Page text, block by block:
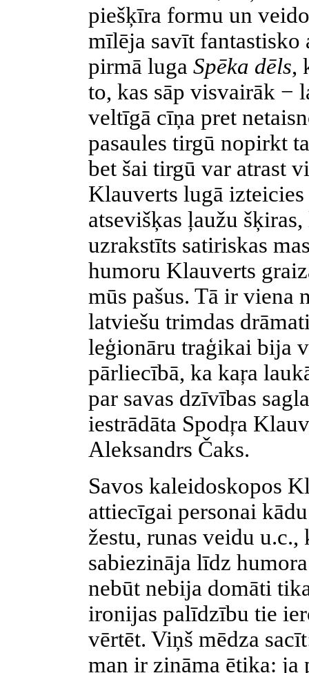
piešķīra formu un
mīlēja savīt
pirmā luga Spēka dēls,
to, kas sāp visvairāk −
veltīgā cīņa pret
pasaules tirgū nopirkt
bet šai tirgū var atrast
Klauverts lugā
atsevišķas ļaužu
uzrakstīts satiriskas
humoru Klauverts
mūs pašus. Tā ir viena
latviešu trimdas
leģionāru traģikai bija
pārliecībā, ka kaŗa
par savas dzīvības
iestrādāta Spodŗa
Aleksandrs Čaks.
Savos kaleidoskopos
attiecīgai personai
žestu, runas veidu
sabiezināja līdz
nebūt nebija domāti
ironijas palīdzību tie
vērtēt. Viņš mēdza
man ir zināma ētika: ja